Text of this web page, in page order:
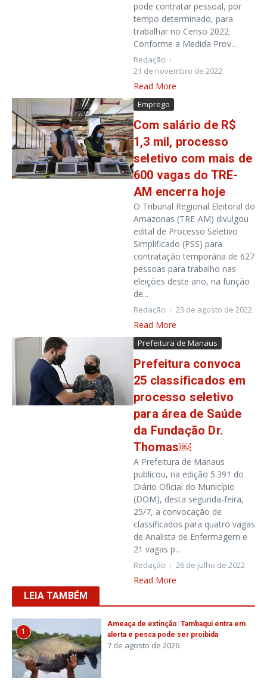
pode contratar pessoal, por
tempo determinado, para
trabalhar no Censo 2022.
Conforme a Medida Prov...
Redação
21 de novembro de 2022
Read More
Emprego
Com salário de R$
1,3 mil, processo
seletivo com mais de
600 vagas do TRE-
AM encerra hoje
O Tribunal Regional Eleitoral do
Amazonas (TRE-AM) divulgou
edital de Processo Seletivo
Simplificado (PSS) para
contratação temporária de 627
pessoas para trabalho nas
eleições deste ano, na função
de...
Redação 23 de agosto de 2022
Read More
Prefeitura de Manaus
Prefeitura convoca
25 classificados em
processo seletivo
para área de Saúde
da Fundação Dr.
Thomas￼
A Prefeitura de Manaus
publicou, na edição 5.391 do
Diário Oficial do Município
(DOM), desta segunda-feira,
25/7, a convocação de
classificados para quatro vagas
de Analista de Enfermagem e
21 vagas p...
Redação 26 de julho de 2022
Read More
LEIA TAMBÉM
1
Ameaça de extinção: Tambaqui entra em
alerta e pesca pode ser proibida
7 de agosto de 2026